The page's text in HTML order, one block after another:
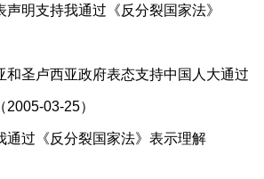
明支持我通过《反分裂国家法》
和圣卢西亚政府表态支持中国人大通过
2005-03-25）
通过《反分裂国家法》表示理解